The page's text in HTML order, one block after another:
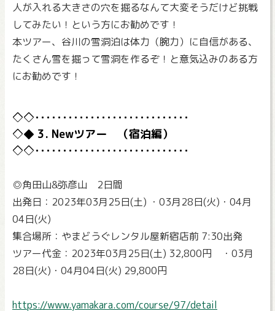
人が入れる大きさの穴を掘るなんて大変そうだけど挑戦
してみたい！という方にお勧めです！
本ツアー、谷川の雪洞泊は体力（腕力）に自信がある、
たくさん雪を掘って雪洞を作るぞ！と意気込みのある方
にお勧めです！
3. Newツアー （宿泊編）
◎角田山&弥彦山 2日間
出発日：2023年03月25日(土) ・03月28日(火)・04月
04日(火)
集合場所：やまどうぐレンタル屋新宿店前 7:30出発
ツアー代金：2023年03月25日(土) 32,800円 ・03月
28日(火)・04月04日(火) 29,800円
https://www.yamakara.com/course/97/detail